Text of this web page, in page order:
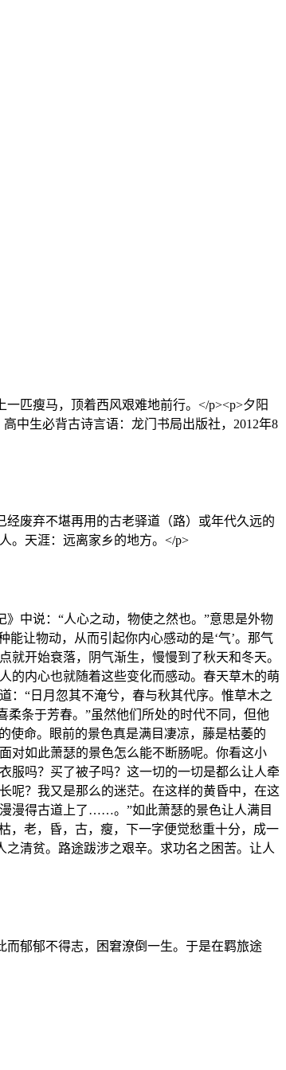
匹瘦马，顶着西风艰难地前行。</p><p>夕阳
中生必背古诗言语：龙门书局出版社，2012年8
废弃不堪再用的古老驿道（路）或年代久远的
。天涯：远离家乡的地方。</p>
中说：“人心之动，物使之然也。”意思是外物
让物动，从而引起你内心感动的是‘气’。那气
开始衰落，阴气渐生，慢慢到了秋天和冬天。
的内心也就随着这些变化而感动。春天草木的萌
：“日月忽其不淹兮，春与秋其代序。惟草木之
条于芳春。”虽然他们所处的时代不同，但他
命。眼前的景色真是满目凄凉，藤是枯萎的
对如此萧瑟的景色怎么能不断肠呢。你看这小
服吗？买了被子吗？这一切的一切是都么让人牵
呢？我又是那么的迷茫。在这样的黄昏中，在这
漫得古道上了……。”如此萧瑟的景色让人满目
老，昏，古，瘦，下一字便觉愁重十分，成一
清贫。路途跋涉之艰辛。求功名之困苦。让人
郁郁不得志，困窘潦倒一生。于是在羁旅途